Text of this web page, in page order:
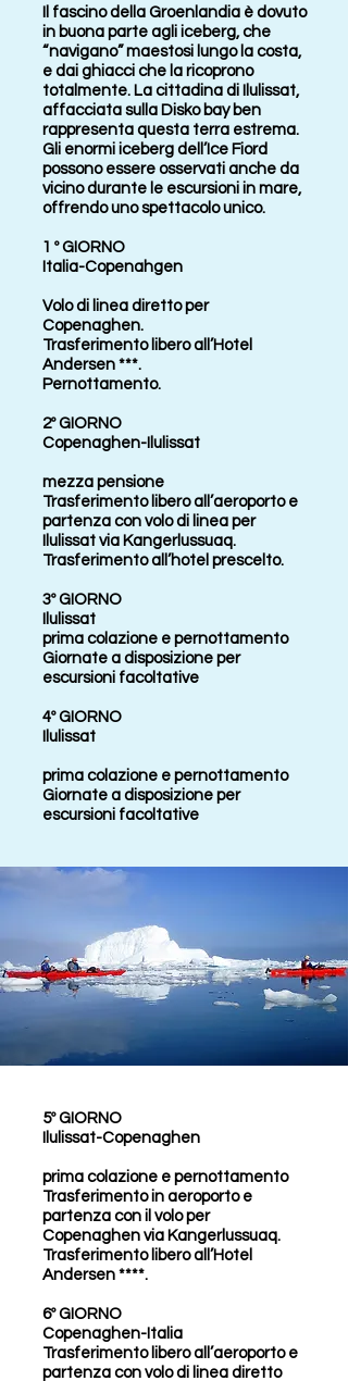
Il fascino della Groenlandia è dovuto
in buona parte agli iceberg, che
“navigano” maestosi lungo la costa,
e dai ghiacci che la ricoprono
totalmente. La cittadina di Ilulissat,
affacciata sulla Disko bay ben
rappresenta questa terra estrema.
Gli enormi iceberg dell’Ice Fiord
possono essere osservati anche da
vicino durante le escursioni in mare,
offrendo uno spettacolo unico.
1 º GIORNO
Italia-Copenahgen
Volo di linea diretto per
Copenaghen.
Trasferimento libero all’Hotel
Andersen ***.
Pernottamento.
2º GIORNO
Copenaghen-Ilulissat
mezza pensione
Trasferimento libero all’aeroporto e
partenza con volo di linea per
Ilulissat via Kangerlussuaq.
Trasferimento all’hotel prescelto.
3º GIORNO
Ilulissat
prima colazione e pernottamento
Giornate a disposizione per
escursioni facoltative
4º GIORNO
Ilulissat
prima colazione e pernottamento
Giornate a disposizione per
escursioni facoltative
5º GIORNO
Ilulissat-Copenaghen
prima colazione e pernottamento
Trasferimento in aeroporto e
partenza con il volo per
Copenaghen via Kangerlussuaq.
Trasferimento libero all’Hotel
Andersen ****.
6º GIORNO
Copenaghen-Italia
Trasferimento libero all’aeroporto e
partenza con volo di linea diretto